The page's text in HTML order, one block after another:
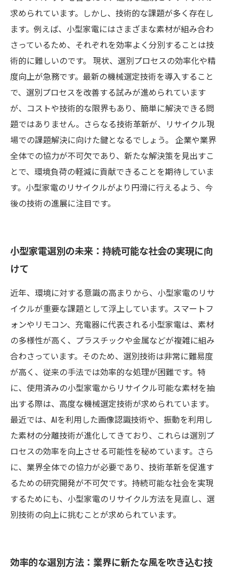
求められています。しかし、技術的な課題が多く存在し
ます。例えば、小型家電にはさまざまな素材が組み合わ
さっているため、それぞれを効率よく分別することは技
術的に難しいのです。 現状、選別プロセスの効率化や精
度向上が急務です。最新の機械選定技術を導入すること
で、選別プロセスを改善する試みが進められています
が、コストや技術的な限界もあり、簡単に解決できる問
題ではありません。さらなる技術革新が、リサイクル現
場での課題解決に向けた鍵となるでしょう。 企業や業界
全体での協力が不可欠であり、新たな解決策を見出すこ
とで、環境負荷の軽減に貢献できることを期待していま
す。小型家電のリサイクルがより円滑に行えるよう、今
後の技術の進展に注目です。
小型家電選別の未来：持続可能な社会の実現に向
けて
近年、環境に対する意識の高まりから、小型家電のリサ
イクルが重要な課題として浮上しています。スマートフ
ォンやリモコン、充電器に代表される小型家電は、素材
の多様性が高く、プラスチックや金属などが複雑に組み
合わさっています。そのため、選別技術は非常に難易度
が高く、従来の手法では効率的な処理が困難です。特
に、使用済みの小型家電からリサイクル可能な素材を抽
出する際は、高度な機械選定技術が求められています。
最近では、AIを利用した画像認識技術や、振動を利用し
た素材の分離技術が進化してきており、これらは選別プ
ロセスの効率を向上させる可能性を秘めています。さら
に、業界全体での協力が必要であり、技術革新を促進す
るための研究開発が不可欠です。持続可能な社会を実現
するためにも、小型家電のリサイクル方法を見直し、選
別技術の向上に挑むことが求められています。
効率的な選別方法：業界に新たな風を吹き込む技